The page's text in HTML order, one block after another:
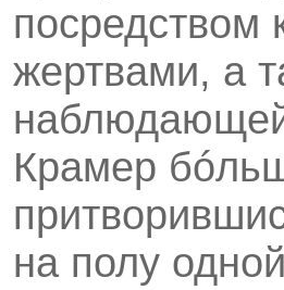
посредством
жертвами, а
Крамер
на полу